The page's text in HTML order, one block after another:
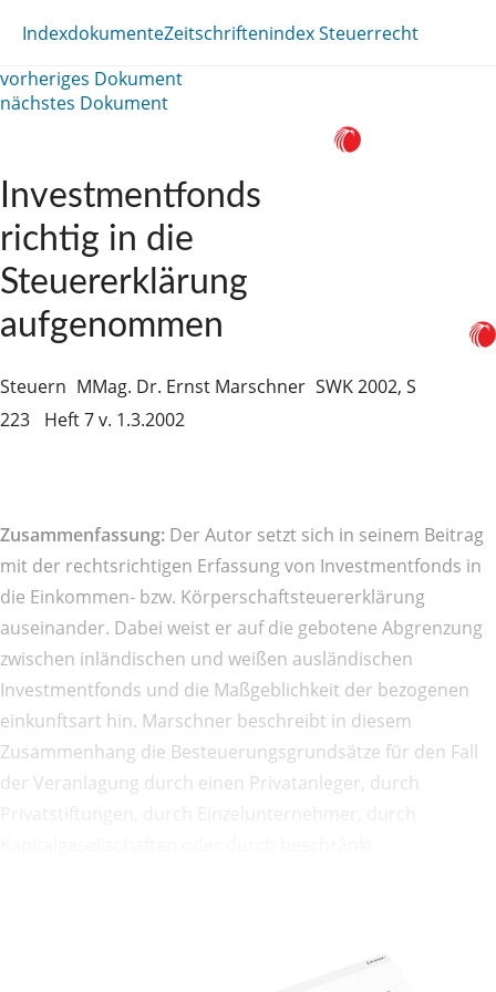
IndexdokumenteZeitschriftenindex Steuerrecht
vorheriges Dokument
nächstes Dokument
Investmentfonds
richtig in die
Steuererklärung
aufgenommen
Steuern MMag. Dr. Ernst Marschner SWK 2002, S
223
Heft 7 v. 1.3.2002
Zusammenfassung: Der Autor setzt sich in seinem Beitrag
mit der rechtsrichtigen Erfassung von Investmentfonds in
die Einkommen- bzw. Körperschaftsteuererklärung
auseinander. Dabei weist er auf die gebotene Abgrenzung
zwischen inländischen und weißen ausländischen
Investmentfonds und die Maßgeblichkeit der bezogenen
einkunftsart hin. Marschner beschreibt in diesem
Zusammenhang die Besteuerungsgrundsätze für den Fall
der Veranlagung durch einen Privatanleger, durch